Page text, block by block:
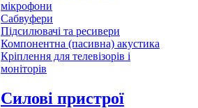
мікрофони
Сабвуфери
Підсилювачі та ресивери
Компонентна (пасивна) акустика
Кріплення для телевізорів і
моніторів
Силові пристрої